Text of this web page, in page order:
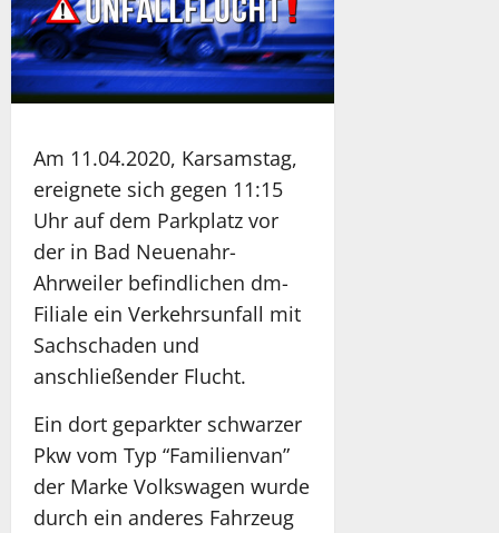
Am 11.04.2020, Karsamstag,
ereignete sich gegen 11:15
Uhr auf dem Parkplatz vor
der in Bad Neuenahr-
Ahrweiler befindlichen dm-
Filiale ein Verkehrsunfall mit
Sachschaden und
anschließender Flucht.
Ein dort geparkter schwarzer
Pkw vom Typ “Familienvan”
der Marke Volkswagen wurde
durch ein anderes Fahrzeug